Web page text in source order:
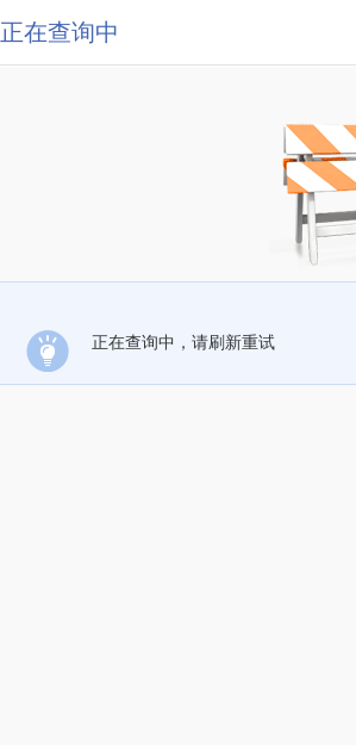
正在查询中
正在查询中，请刷新重试